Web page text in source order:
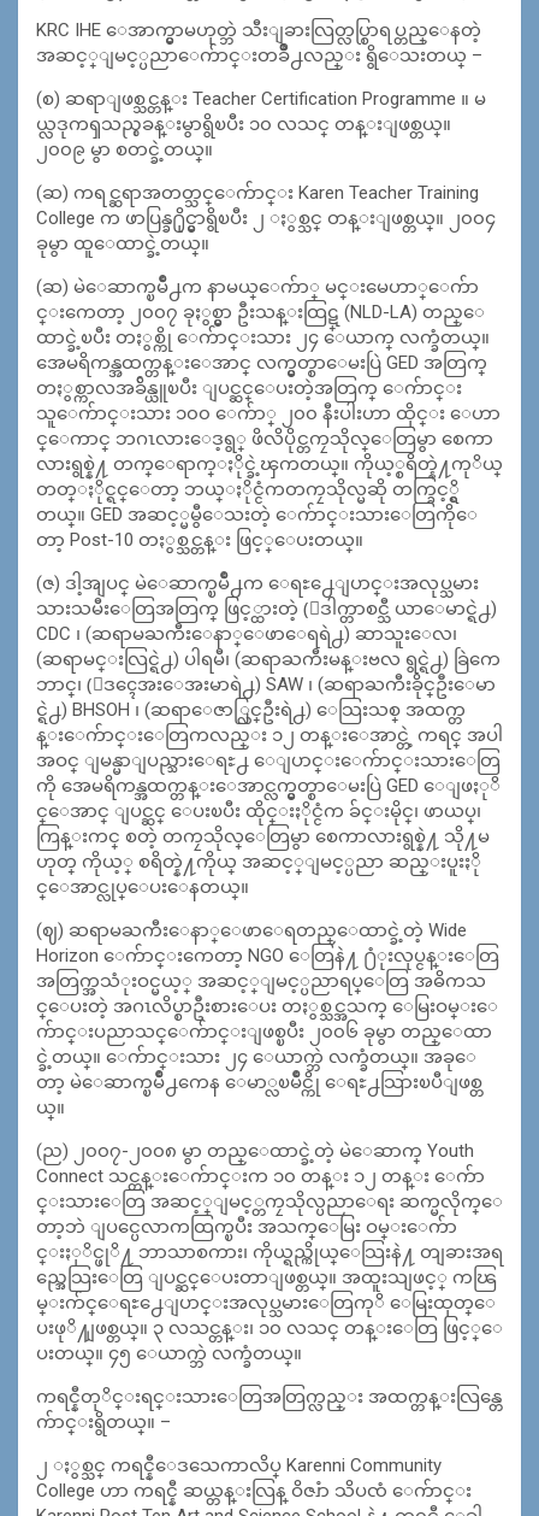
KRC IHE ေအာက္မွာမဟုတ္ဘဲ သီးျခားလြတ္လပ္စြာရပ္တည္ေနတဲ့
အဆင့္ျမင့္ပညာေက်ာင္းတခ်ဳိ႕လည္း ရွိေသးတယ္ –
(စ) ဆရာျဖစ္သင္တန္း Teacher Certification Programme ။ မ
ယ္လဒုကၡသည္စခန္းမွာရွိၿပီး ၁၀ လသင္ တန္းျဖစ္တယ္။
၂၀၀၉ မွာ စတင္ခဲ့တယ္။
(ဆ) ကရင္ဆရာအတတ္သင္ေက်ာင္း Karen Teacher Training
College က ဖာပြန္ခ႐ိုင္မွာရွိၿပီး ၂ ႏွစ္သင္ တန္းျဖစ္တယ္။ ၂၀၀၄
ခုမွာ ထူေထာင္ခဲ့တယ္။
(ဆ) မဲေဆာက္ၿမိဳ႕က နာမယ္ေက်ာ္ မင္းမေဟာ္ေက်ာ
င္းကေတာ့ ၂၀၀၇ ခုႏွစ္မွာ ဦးသန္းထြဋ္ (NLD-LA) တည္ေ
ထာင္ခဲ့ၿပီး တႏွစ္ကို ေက်ာင္းသား ၂၄ ေယာက္ လက္ခံတယ္။
အေမရိကန္အထက္တန္းေအာင္ လက္မွတ္စာေမးပြဲ GED အတြက္
တႏွစ္ကာလအခ်ိန္ယူၿပီး ျပင္ဆင္ေပးတဲ့အတြက္ ေက်ာင္း
သူေက်ာင္းသား ၁၀၀ ေက်ာ္ ၂၀၀ နီးပါးဟာ ထိုင္း ေဟာ
င္ေကာင္ ဘဂၤလားေဒ့ရွ္ ဖိလိပိုင္တကၠသိုလ္ေတြမွာ စေကာ
လားရွစ္နဲ႔ တက္ေရာက္ႏိုင္ခဲ့ၾကတယ္။ ကိုယ့္စရိတ္နဲ႔ကုိယ္
တတ္ႏိုင္ရင္ေတာ့ ဘယ္ႏိုင္ငံကတကၠသိုလ္မဆို တက္ခြင့္ရွိ
တယ္။ GED အဆင့္မမွီေသးတဲ့ ေက်ာင္းသားေတြကိုေ
တာ့ Post-10 တႏွစ္သင္တန္း ဖြင့္ေပးတယ္။
(ဇ) ဒါ့အျပင္ မဲေဆာက္ၿမိဳ႕က ေရႊ႕ေျပာင္းအလုပ္သမား
သားသမီးေတြအတြက္ ဖြင့္ထားတဲ့ (ေဒါက္တာစင္သီ ယာေမာင္ရဲ႕)
CDC ၊ (ဆရာမႀကီးေနာ္ေဖာေရရဲ႕) ဆာသူးေလ၊
(ဆရာမင္းလြင္ရဲ႕) ပါရမီ၊ (ဆရာႀကီးမန္းဗလ ရွင္ရဲ႕) ခြဲကေ
ဘာင္၊ (ေဒၚေအးေအးမာရဲ႕) SAW ၊ (ဆရာႀကီးခိုင္ဦးေမာ
င္ရဲ႕) BHSOH ၊ (ဆရာေဇာ္လြင္ဦးရဲ႕) ေသြးသစ္ အထက္တ
န္းေက်ာင္းေတြကလည္း ၁၂ တန္းေအာင္တဲ့ ကရင္ အပါ
အဝင္ ျမန္မာျပည္သားေရႊ႕ ေျပာင္းေက်ာင္းသားေတြ
ကို အေမရိကန္အထက္တန္းေအာင္လက္မွတ္စာေမးပြဲ GED ေျဖႏုိ
င္ေအာင္ ျပင္ဆင္ ေပးၿပီး ထိုင္းႏိုင္ငံက ခ်င္းမိုင္၊ ဖာယပ္၊
ကြန္းကင္ စတဲ့ တကၠသိုလ္ေတြမွာ စေကာလားရွစ္နဲ႔ သို႔မ
ဟုတ္ ကိုယ့္ စရိတ္နဲ႔ကိုယ္ အဆင့္ျမင့္ပညာ ဆည္းပူးႏို
င္ေအာင္လုပ္ေပးေနတယ္။
(ဈ) ဆရာမႀကီးေနာ္ေဖာေရတည္ေထာင္ခဲ့တဲ့ Wide
Horizon ေက်ာင္းကေတာ့ NGO ေတြနဲ႔ ႐ံုးလုပ္ငန္းေတြ
အတြက္အသံုးဝင္မယ့္ အဆင့္ျမင့္ပညာရပ္ေတြ အဓိကသ
င္ေပးတဲ့ အဂၤလိပ္စာဦးစားေပး တႏွစ္သင္အသက္ ေမြးဝမ္းေ
က်ာင္းပညာသင္ေက်ာင္းျဖစ္ၿပီး ၂၀၀၆ ခုမွာ တည္ေထာ
င္ခဲ့တယ္။ ေက်ာင္းသား ၂၄ ေယာက္ဘဲ လက္ခံတယ္။ အခုေ
တာ့ မဲေဆာက္ၿမိဳ႕ကေန ေမာ္လၿမိဳင္ကို ေရႊ႕သြားၿပီျဖစ္တ
ယ္။
(ည) ၂၀၀၇-၂၀၀၈ မွာ တည္ေထာင္ခဲ့တဲ့ မဲေဆာက္ Youth
Connect သင္တန္းေက်ာင္းက ၁၀ တန္း ၁၂ တန္း ေက်ာ
င္းသားေတြ အဆင့္ျမင့္တကၠသိုလ္ပညာေရး ဆက္မလိုက္ေ
တာ့ဘဲ ျပင္ပေလာကထြက္ၿပီး အသက္ေမြး ဝမ္းေက်ာ
င္းႏုိင္ဖုိ႔ ဘာသာစကား၊ ကိုယ္ရည္ကိုယ္ေသြးနဲ႔ တျခားအရ
ည္အေသြးေတြ ျပင္ဆင္ေပးတာျဖစ္တယ္။ အထူးသျဖင့္ ကၽြ
မ္းက်င္ေရႊ႕ေျပာင္းအလုပ္သမားေတြကုိ ေမြးထုတ္ေ
ပးဖုိ႔ျဖစ္တယ္။ ၃ လသင္တန္း၊ ၁၀ လသင္ တန္းေတြ ဖြင့္ေ
ပးတယ္။ ၄၅ ေယာက္ဘဲ လက္ခံတယ္။
ကရင္နီတုိင္းရင္းသားေတြအတြက္လည္း အထက္တန္းလြန္တေ
က်ာင္းရွိတယ္။ –
၂ ႏွစ္သင္ ကရင္နီေဒသေကာလိပ္ Karenni Community
College ဟာ ကရင္နီ ဆယ္တန္းလြန္ ဝိဇၨာ သိပၸံ ေက်ာင္း